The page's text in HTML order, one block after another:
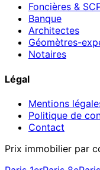
Foncières &
Banque
Architectes
Géomètres-
Notaires
Légal
Mentions
Politique de
Contact
Prix immobilier par